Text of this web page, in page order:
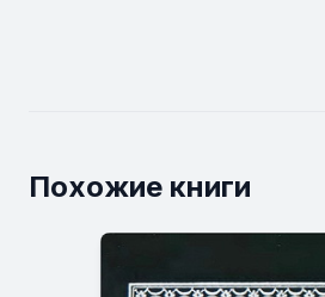
Похожие книги